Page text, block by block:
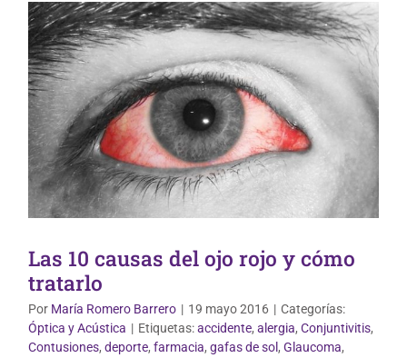
Las 10 causas del ojo rojo y cómo
tratarlo
Por María Romero Barrero | 19 mayo 2016 | Categorías:
Óptica y Acústica | Etiquetas:accidente, alergia, Conjuntivitis,
Contusiones, deporte, farmacia, gafas de sol , Glaucoma,